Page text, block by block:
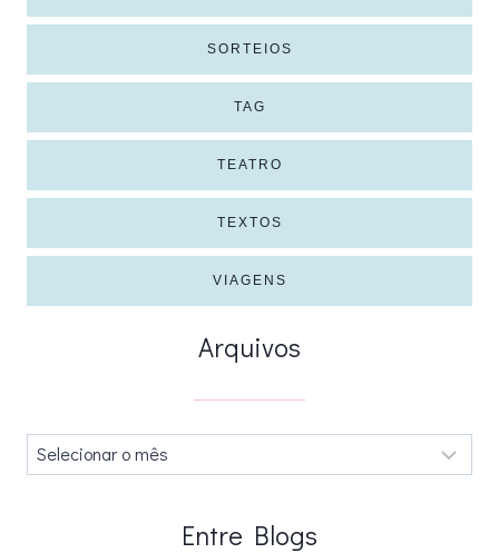
SORTEIOS
TAG
TEATRO
TEXTOS
VIAGENS
Arquivos
Arquivos
Entre Blogs